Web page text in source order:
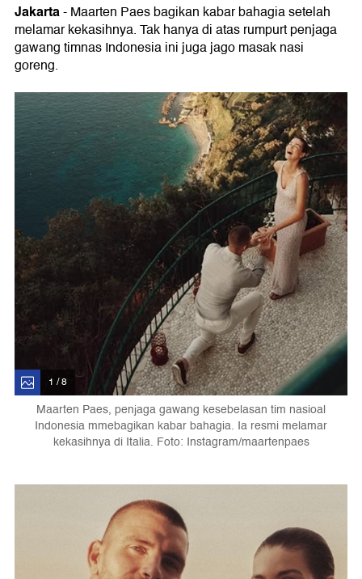
Jakarta- Maarten Paes bagikan kabar bahagia setelah
melamar kekasihnya. Tak hanya di atas rumpurt penjaga
gawang timnas Indonesia ini juga jago masak nasi
goreng.
1 / 8
Maarten Paes, penjaga gawang kesebelasan tim nasioal
Indonesia mmebagikan kabar bahagia. Ia resmi melamar
kekasihnya di Italia. Foto: Instagram/maartenpaes